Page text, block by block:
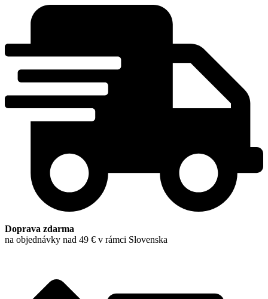
Doprava zdarma
na objednávky nad 49 € v rámci Slovenska